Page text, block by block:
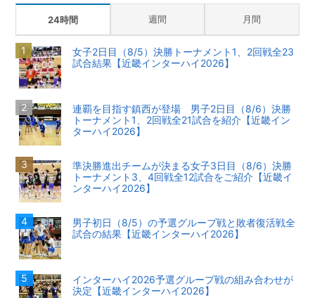
24時間 週間 月間
女子2日目（8/5）決勝トーナメント1、2回戦全23
試合結果【近畿インターハイ2026】
連覇を目指す鎮西が登場 男子2日目（8/6）決勝
トーナメント1、2回戦全21試合を紹介【近畿イン
ターハイ2026】
準決勝進出チームが決まる女子3日目（8/6）決勝
トーナメント3、4回戦全12試合をご紹介【近畿イ
ンターハイ2026】
男子初日（8/5）の予選グループ戦と敗者復活戦全
試合の結果【近畿インターハイ2026】
インターハイ2026予選グループ戦の組み合わせが
決定【近畿インターハイ2026】